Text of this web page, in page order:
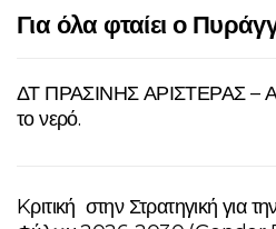
Για όλα φταίει ο
ΔΤ ΠΡΑΣΙΝΗΣ ΑΡΙΣΤΕΡΑΣ –
το νερό.
Kριτική στην Στρατηγική για